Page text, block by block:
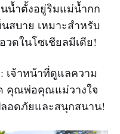
น้ำตั้งอยู่ริมแม่น้ำกก
สบาย เหมาะสำหรับ
ดในโซเชียลมีเดีย!
: เจ้าหน้าที่ดูแลความ
คุณพ่อคุณแม่วางใจ
ลอดภัยและสนุกสนาน!